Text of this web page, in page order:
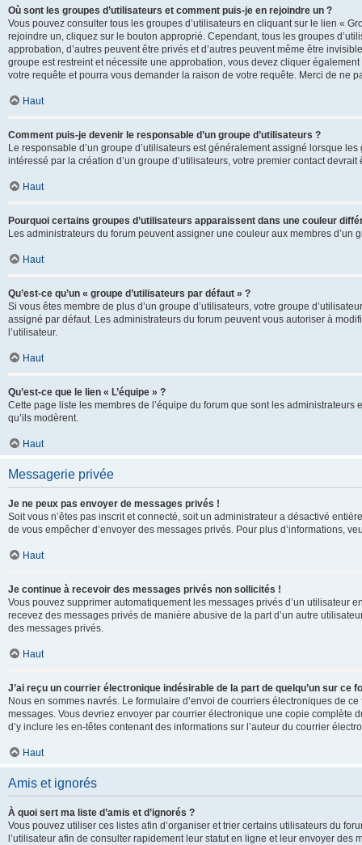
Où sont les groupes d’utilisateurs et comment puis-je en rejoindre un ?
Vous pouvez consulter tous les groupes d’utilisateurs en cliquant sur le lien «
rejoindre un, cliquez sur le bouton approprié. Cependant, tous les groupes
approbation, d’autres peuvent être privés et d’autres peuvent même être
groupe est restreint et nécessite une approbation, vous devez cliquer
votre requête et pourra vous demander la raison de votre requête. Merci de ne
Haut
Comment puis-je devenir le responsable d’un groupe d’utilisateurs ?
Le responsable d’un groupe d’utilisateurs est généralement assigné lorsque
intéressé par la création d’un groupe d’utilisateurs, votre premier contact
Haut
Pourquoi certains groupes d’utilisateurs apparaissent dans une couleur
Les administrateurs du forum peuvent assigner une couleur aux membres d’un
Haut
Qu’est-ce qu’un « groupe d’utilisateurs par défaut » ?
Si vous êtes membre de plus d’un groupe d’utilisateurs, votre groupe
assigné par défaut. Les administrateurs du forum peuvent vous autoriser à
l’utilisateur.
Haut
Qu’est-ce que le lien « L’équipe » ?
Cette page liste les membres de l’équipe du forum que sont les
qu’ils modèrent.
Haut
Messagerie privée
Je ne peux pas envoyer de messages privés !
Soit vous n’êtes pas inscrit et connecté, soit un administrateur a désactivé
de vous empêcher d’envoyer des messages privés. Pour plus d’informations,
Haut
Je continue à recevoir des messages privés non sollicités !
Vous pouvez supprimer automatiquement les messages privés d’un utilisateur
recevez des messages privés de manière abusive de la part d’un autre
des messages privés.
Haut
J’ai reçu un courrier électronique indésirable de la part de quelqu’un sur ce
Nous en sommes navrés. Le formulaire d’envoi de courriers électroniques de
messages. Vous devriez envoyer par courrier électronique une copie complète
d’y inclure les en-têtes contenant des informations sur l’auteur du courrier
Haut
Amis et ignorés
À quoi sert ma liste d’amis et d’ignorés ?
Vous pouvez utiliser ces listes afin d’organiser et trier certains utilisateurs du
l’utilisateur afin de consulter rapidement leur statut en ligne et leur envoyer